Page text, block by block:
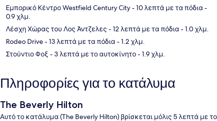
Εμπορικό Κέντρο Westfield Century City- 10 λεπτά με τα πόδια-
0.9 χλμ.
Λέσχη Χώρας του Λος Άντζελες - 12 λεπτά με τα πόδια- 1.0 χλμ.
Rodeo Drive- 13 λεπτά με τα πόδια- 1.2 χλμ.
Στούντιο Φοξ - 3 λεπτά με το αυτοκίνητο- 1.9 χλμ.
Πληροφορίες για το κατάλυμα
The Beverly Hilton
Αυτό το κατάλυμα (The Beverly Hilton) βρίσκεται μόλις 5 λεπτά με το